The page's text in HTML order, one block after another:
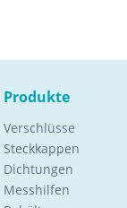
Produkte
Verschlüsse
Steckkappen
Dichtungen
Messhilfen